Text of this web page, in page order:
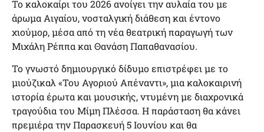
Το καλοκαίρι του 2026 ανοίγει την αυλαία του με
άρωμα Αιγαίου, νοσταλγική διάθεση και έντονο
χιούμορ, μέσα από τη νέα θεατρική παραγωγή των
Μιχάλη Ρέππα και Θανάση Παπαθανασίου.
Το γνωστό δημιουργικό δίδυμο επιστρέφει με το
μιούζικαλ «Του Αγοριού Απέναντι», μια καλοκαιρινή
ιστορία έρωτα και μουσικής, ντυμένη με διαχρονικά
τραγούδια του Μίμη Πλέσσα. Η παράσταση θα κάνει
πρεμιέρα την Παρασκευή 5 Ιουνίου και θα